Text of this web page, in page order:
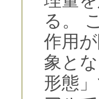
る。
作用
象と
形態